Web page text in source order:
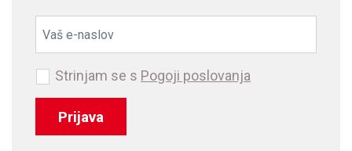
Prijava
Strinjam se s Pogoji poslovanja